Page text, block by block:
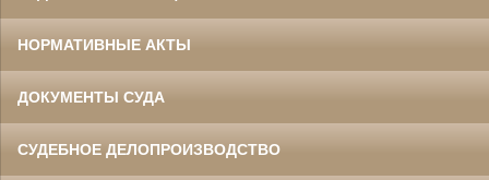
НОРМАТИВНЫЕ АКТЫ
ДОКУМЕНТЫ СУДА
СУДЕБНОЕ ДЕЛОПРОИЗВОДСТВО